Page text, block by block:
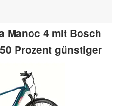
Manoc 4 mit Bosch
Prozent günstiger